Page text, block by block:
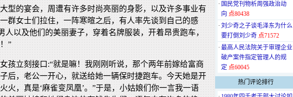
型的宴会，周遭有许多时尚亮丽的身影，以及许多事业有
群女士们拉住，一阵寒暄之后，有人率先谈到自己的感
人以及他们的美丽妻子，穿着名牌服装，开着昂贵跑车，
”
孩立刻接口:“就是嘛！我刚刚听说，那个两年前嫁给富商
后，老公一开心，就送给她一辆保时捷跑车。今天她是开
火，真是‘麻雀变凤凰’。”于是，小姑娘们你一言我一语
· 国民党刊物析周强政治动
向 点80438
· 刘少奇之子谈毛泽东为什么
要打倒刘少奇 点71572
· 最高人民法院关于审理企业
破产案件指定管理人的规
定 点60045
热门评论排行